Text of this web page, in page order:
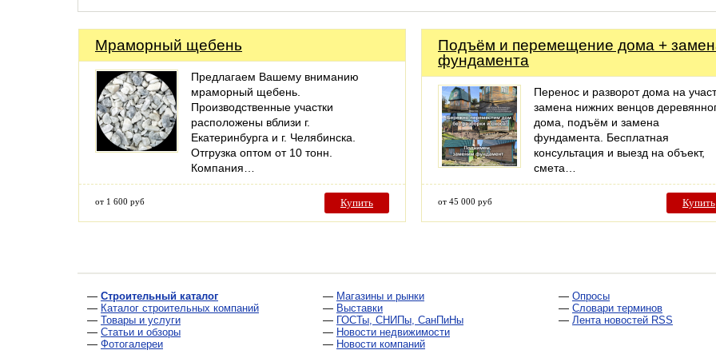
Мраморный щебень
Предлагаем Вашему вниманию
мраморный щебень.
Производственные участки
расположены вблизи г.
Екатеринбурга и г. Челябинска.
Отгрузка оптом от 10 тонн.
Компания…
от 1 600 руб Купить
Подъём и перемещение дома +
фундамента
Перенос и разворот дома на
замена нижних венцов
дома, подъём и замена
фундамента. Бесплатная
консультация и выезд на объект,
смета…
от 45 000 руб Купить
— Строительный каталог
— Каталог строительных компаний
— Товары и услуги
— Статьи и обзоры
— Фотогалереи
— Магазины и рынки
— Выставки
— ГОСТы, СНИПы, СанПиНы
— Новости недвижимости
— Новости компаний
— Опросы
— Словари терминов
— Лента новостей RSS